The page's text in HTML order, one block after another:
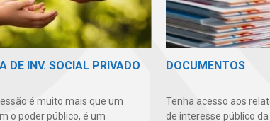
DE INV. SOCIAL PRIVADO
é muito mais que um
o poder público, é um
DOCUMENTOS
Tenha acesso aos
de interesse público